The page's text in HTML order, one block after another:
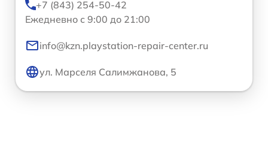
+7 (843) 254-50-42
Ежедневно с 9:00 до 21:00
info@kzn.playstation-repair-center.ru
ул. Марселя Салимжанова, 5